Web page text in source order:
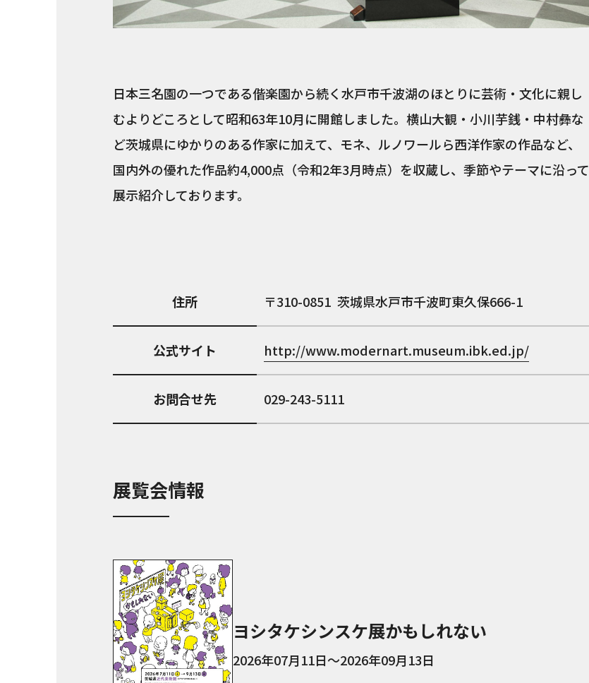
日本三名園の一つである偕楽園から続く水戸市千波湖のほとりに芸術・文化に親し
むよりどころとして昭和63年10月に開館しました。横山大観・小川芋銭・中村彝な
ど茨城県にゆかりのある作家に加えて、モネ、ルノワールら西洋作家の作品など、
国内外の優れた作品約4,000点（令和2年3月時点）を収蔵し、季節やテーマに沿って
展示紹介しております。
住所 310-0851 茨城県水戸市千波町東久保666-1
公式サイト http://www.modernart.museum.ibk.ed.jp/
お問合せ先 029-243-5111
展覧会情報
ヨシタケシンスケ展かもしれない
2026年07月11日～2026年09月13日